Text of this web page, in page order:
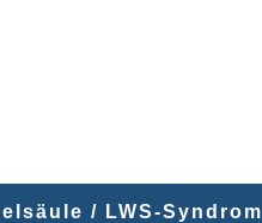
/ LWS-Syndrom